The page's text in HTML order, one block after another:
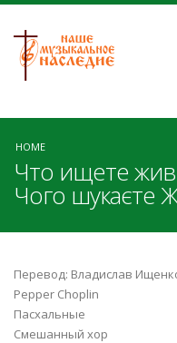
HOME
Что ищете
Чого шукаєте
Перевод: Владислав
Pepper Choplin
Пасхальные
Смешанный хор